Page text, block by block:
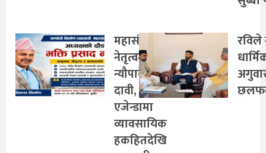
महासंघको
नेतृत्वमा
न्यौपानेको
दावी,
एजेन्डामा
व्यावसायिक
हकहितदेखि
रविले